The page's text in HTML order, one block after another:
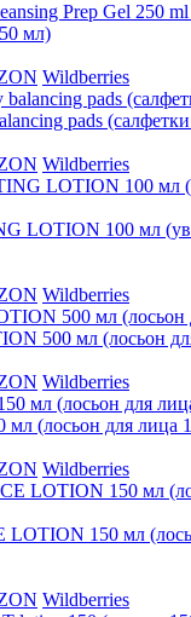
Prep Gel 250 ml
мл)
Wildberries
pads
Wildberries
LOTION 100 мл
Wildberries
500 мл (лосьон
Wildberries
(лосьон для лица
Wildberries
150 мл
Wildberries